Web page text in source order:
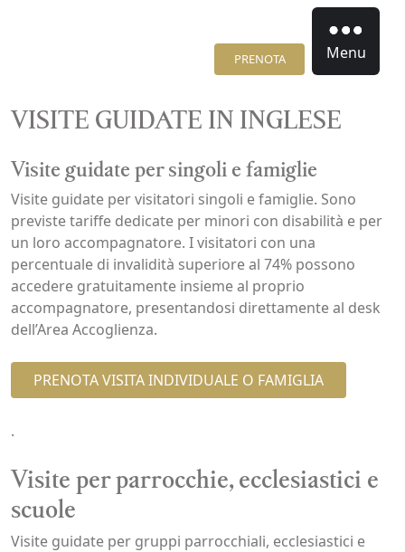
PRENOTA Menu
VISITE GUIDATE IN INGLESE
Visite guidate per singoli e famiglie
Visite guidate per visitatori singoli e famiglie. Sono
previste tariffe dedicate per minori con disabilità e per
un loro accompagnatore. I visitatori con una
percentuale di invalidità superiore al 74% possono
accedere gratuitamente insieme al proprio
accompagnatore, presentandosi direttamente al desk
dell’Area Accoglienza.
PRENOTA VISITA INDIVIDUALE O FAMIGLIA
.
Visite per parrocchie, ecclesiastici e
scuole
Visite guidate per gruppi parrocchiali, ecclesiastici e